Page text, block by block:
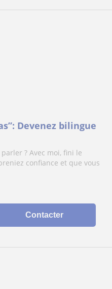
Devenez bilingue
? Avec moi, fini le
confiance et que vous
Contacter